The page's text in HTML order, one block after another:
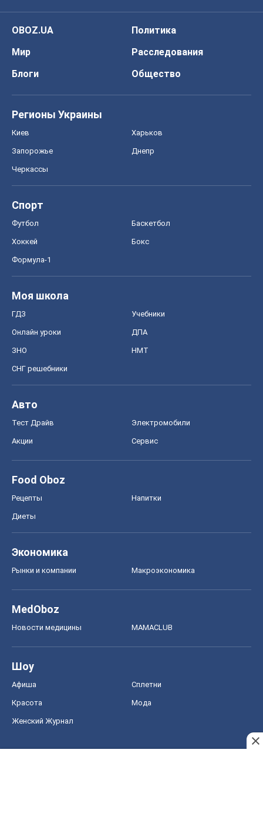
OBOZ.UA
Политика
Мир
Расследования
Блоги
Общество
Регионы Украины
Киев Харьков
Запорожье Днепр
Черкассы
Спорт
Футбол Баскетбол
Хоккей Бокс
Формула-1
Моя школа
ГДЗ Учебники
Онлайн уроки ДПА
ЗНО НМТ
СНГ решебники
Авто
Тест Драйв Электромобили
Акции Сервис
Food Oboz
Рецепты Напитки
Диеты
Экономика
Рынки и компании Mакроэкономика
MedOboz
Новости медицины MAMACLUB
Шоу
Афиша Сплетни
Красота Мода
Женский Журнал